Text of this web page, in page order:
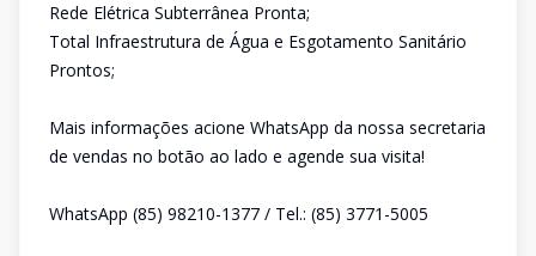
Rede Elétrica Subterrânea Pronta;
Total Infraestrutura de Água e Esgotamento Sanitário
Prontos;
Mais informações acione WhatsApp da nossa secretaria
de vendas no botão ao lado e agende sua visita!
WhatsApp (85) 98210-1377 / Tel.: (85) 3771-5005